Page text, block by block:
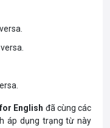
English đã cùng các
áp dụng trạng từ này